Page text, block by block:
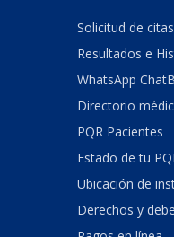
Solicitud de citas
Resultados e
WhatsApp
Directorio
PQR Pacientes
Estado de tu
Ubicación de
Derechos y